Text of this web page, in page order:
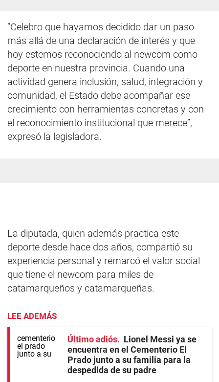
“Celebro que hayamos decidido dar un paso
más allá de una declaración de interés y que
hoy estemos reconociendo al newcom como
deporte en nuestra provincia. Cuando una
actividad genera inclusión, salud, integración y
comunidad, el Estado debe acompañar ese
crecimiento con herramientas concretas y con
el reconocimiento institucional que merece”,
expresó la legisladora.
La diputada, quien además practica este
deporte desde hace dos años, compartió su
experiencia personal y remarcó el valor social
que tiene el newcom para miles de
catamarqueños y catamarqueñas.
LEE ADEMÁS
Último adiós
Lionel Messi ya se
encuentra en el Cementerio El
Prado junto a su familia para la
despedida de su padre